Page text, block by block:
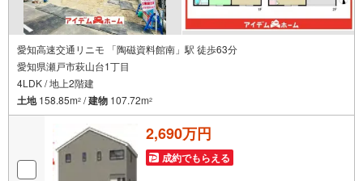
愛知高速交通リニモ 「陶磁資料館南」駅 徒歩63分
愛知県瀬戸市萩山台1丁目
4LDK / 地上2階建
土地158.85m2 /建物 107.72m2
2,690万円
成約でもらえる